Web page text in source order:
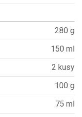
280 g
150 ml
2 kusy
100 g
75 ml